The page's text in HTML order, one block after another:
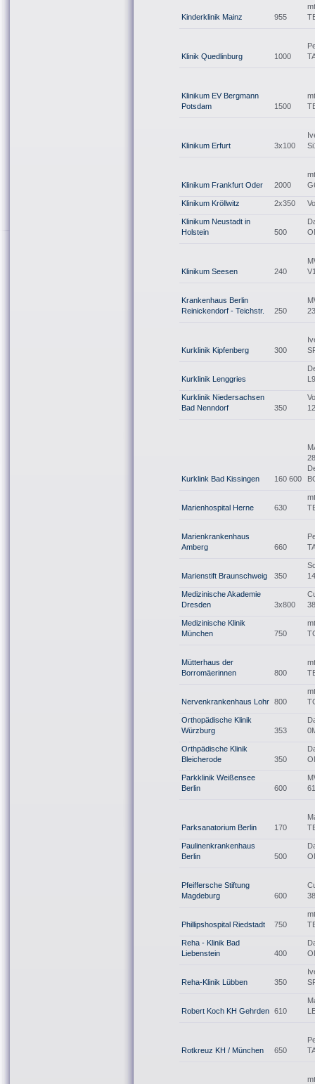
Kinderklinik Mainz 955
Klinik Quedlinburg 1000
Klinikum EV Bergmann
Potsdam
1500
Klinikum Erfurt 3x100
Klinikum Frankfurt Oder 2000
Klinikum Kröllwitz 2x350
Klinikum Neustadt in
Holstein
500
Klinikum Seesen 240
Krankenhaus Berlin
Reinickendorf - Teichstr.
250
Kurklinik Kipfenberg 300
Kurklinik Lenggries
Kurklinik Niedersachsen
Bad Nenndorf
350
Kurklink Bad Kissingen 160 600
Marienhospital Herne 630
Marienkrankenhaus
Amberg
660
Marienstift Braunschweig 350
Medizinische Akademie
Dresden
3x800
Medizinische Klinik
München
750
Mütterhaus der
Borromäerinnen
800
Nervenkrankenhaus Lohr 800
Orthopädische Klinik
Würzburg
353
Orthpädische Klinik
Bleicherode
350
Parkklinik Weißensee
Berlin
600
Parksanatorium Berlin 170
Paulinenkrankenhaus
Berlin
500
Pfeiffersche Stiftung
Magdeburg
600
Phillipshospital Riedstadt 750
Reha - Klinik Bad
Liebenstein
400
Reha-Klinik Lübben 350
Robert Koch KH Gehrden 610
Rotkreuz KH / München 650